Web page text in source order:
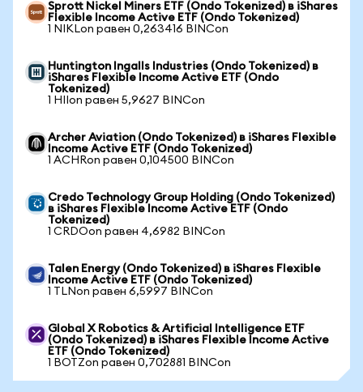
Sprott Nickel Miners ETF (Ondo Tokenized) в iShares
Flexible Income Active ETF (Ondo Tokenized)
1 NIKLon равен 0,263416 BINCon
Huntington Ingalls Industries (Ondo Tokenized) в
iShares Flexible Income Active ETF (Ondo
Tokenized)
1 HIIon равен 5,9627 BINCon
Archer Aviation (Ondo Tokenized) в iShares Flexible
Income Active ETF (Ondo Tokenized)
1 ACHRon равен 0,104500 BINCon
Credo Technology Group Holding (Ondo Tokenized)
в iShares Flexible Income Active ETF (Ondo
Tokenized)
1 CRDOon равен 4,6982 BINCon
Talen Energy (Ondo Tokenized) в iShares Flexible
Income Active ETF (Ondo Tokenized)
1 TLNon равен 6,5997 BINCon
Global X Robotics & Artificial Intelligence ETF
(Ondo Tokenized) в iShares Flexible Income Active
ETF (Ondo Tokenized)
1 BOTZon равен 0,702881 BINCon